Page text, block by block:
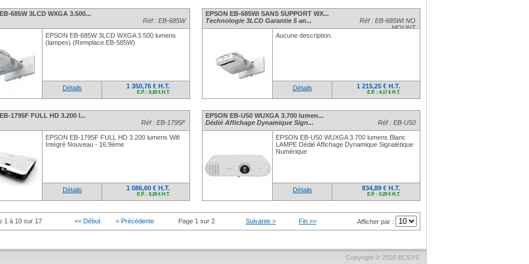
685W 3LCD WXGA 3.500...
Réf : EB-685W
EPSON EB-685W 3LCD WXGA 3.500 lumens
(lampes) (Remplace EB-585W)
Détails 1 350,76 € H.T.
E.P. : 0,20 € H.T.
EPSON EB-685Wi SANS SUPPORT WX...
Technologie 3LCD Garantie 5 an...
Réf : EB-685WI NO
MOUNT
Aucune description.
Détails 1 215,25 € H.T.
E.P. : 4,17 € H.T.
1795F FULL HD 3.200 l...
Réf : EB-1795F
EPSON EB-1795F FULL HD 3.200 lumens Wifi
Intégré Nouveau - 16:9ème
Détails 1 086,60 € H.T.
E.P. : 0,20 € H.T.
EPSON EB-U50 WUXGA 3.700 lumen...
Dédié Affichage Dynamique Sign...
Réf : EB-U50
EPSON EB-U50 WUXGA 3.700 lumens Blanc
LAMPE Dédié Affichage Dynamique Signalétique
Numérique
Détails 834,89 € H.T.
E.P. : 0,20 € H.T.
1 à 10 sur 17 << Début < Précédente Page 1 sur 2 Suivante > Fin >> Afficher par :
Copyright © 2026 BCSYS